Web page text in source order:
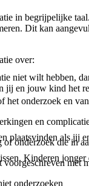
in begrijpelijke
Dit kan
over:
het onderzoek en
en
of onderzoek die in
voorgeschreven met
onderzoeken
niet wilt hebben,
jij en jouw kind
plaatsvinden als jij
Kinderen